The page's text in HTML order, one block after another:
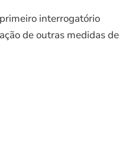
interrogatório
de outras medidas de